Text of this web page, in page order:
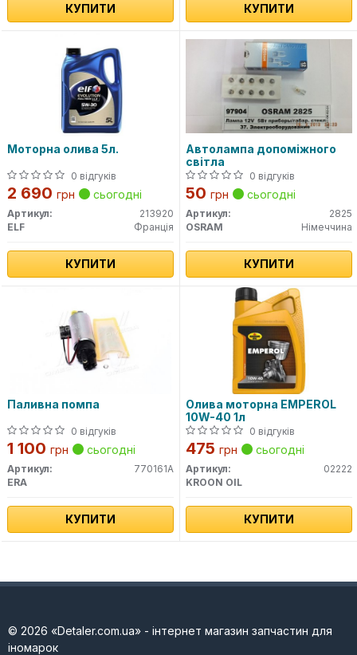
КУПИТИ КУПИТИ
Моторна олива 5л.
0 відгуків
2 690 грн сьогодні
Артикул:
213920
ELF
Франція
КУПИТИ
Автолампа допоміжного
світла
0 відгуків
50 грн сьогодні
Артикул:
2825
OSRAM
Німеччина
КУПИТИ
Паливна помпа
0 відгуків
1 100 грн сьогодні
Артикул:
770161A
ERA
КУПИТИ
Олива моторна EMPEROL
10W-40 1л
0 відгуків
475 грн сьогодні
Артикул:
02222
KROON OIL
КУПИТИ
© 2026 «Detaler.com.ua» - інтернет магазин запчастин для
іномарок